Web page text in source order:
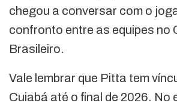
chegou a conversar com o
confronto entre as equipes no
Brasileiro.
Vale lembrar que Pitta tem
Cuiabá até o final de 2026. No